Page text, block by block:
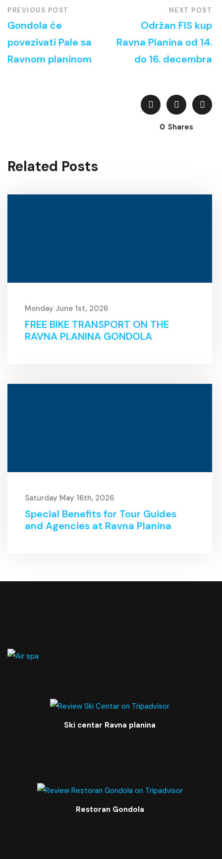
PREVIOUS POST
Gondola će
povezivati Pale sa
Ravnom planinom
NEXT POST
Održan FIS kup
Ravna Planina od 14.
do 16. decembra
0 Shares
Related Posts
Monday June 1st, 2026
FREE BIKE TRANSPORT ON THE
RAVNA PLANINA GONDOLA
Saturday May 16th, 2026
Special Benefits for Tour Guides
and Agencies at Ravna Planina
Ski centar Ravna planina
Restoran Gondola